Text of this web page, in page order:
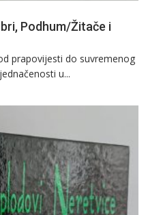
Podhum/Žitače i
prapovijesti do suvremenog
u...